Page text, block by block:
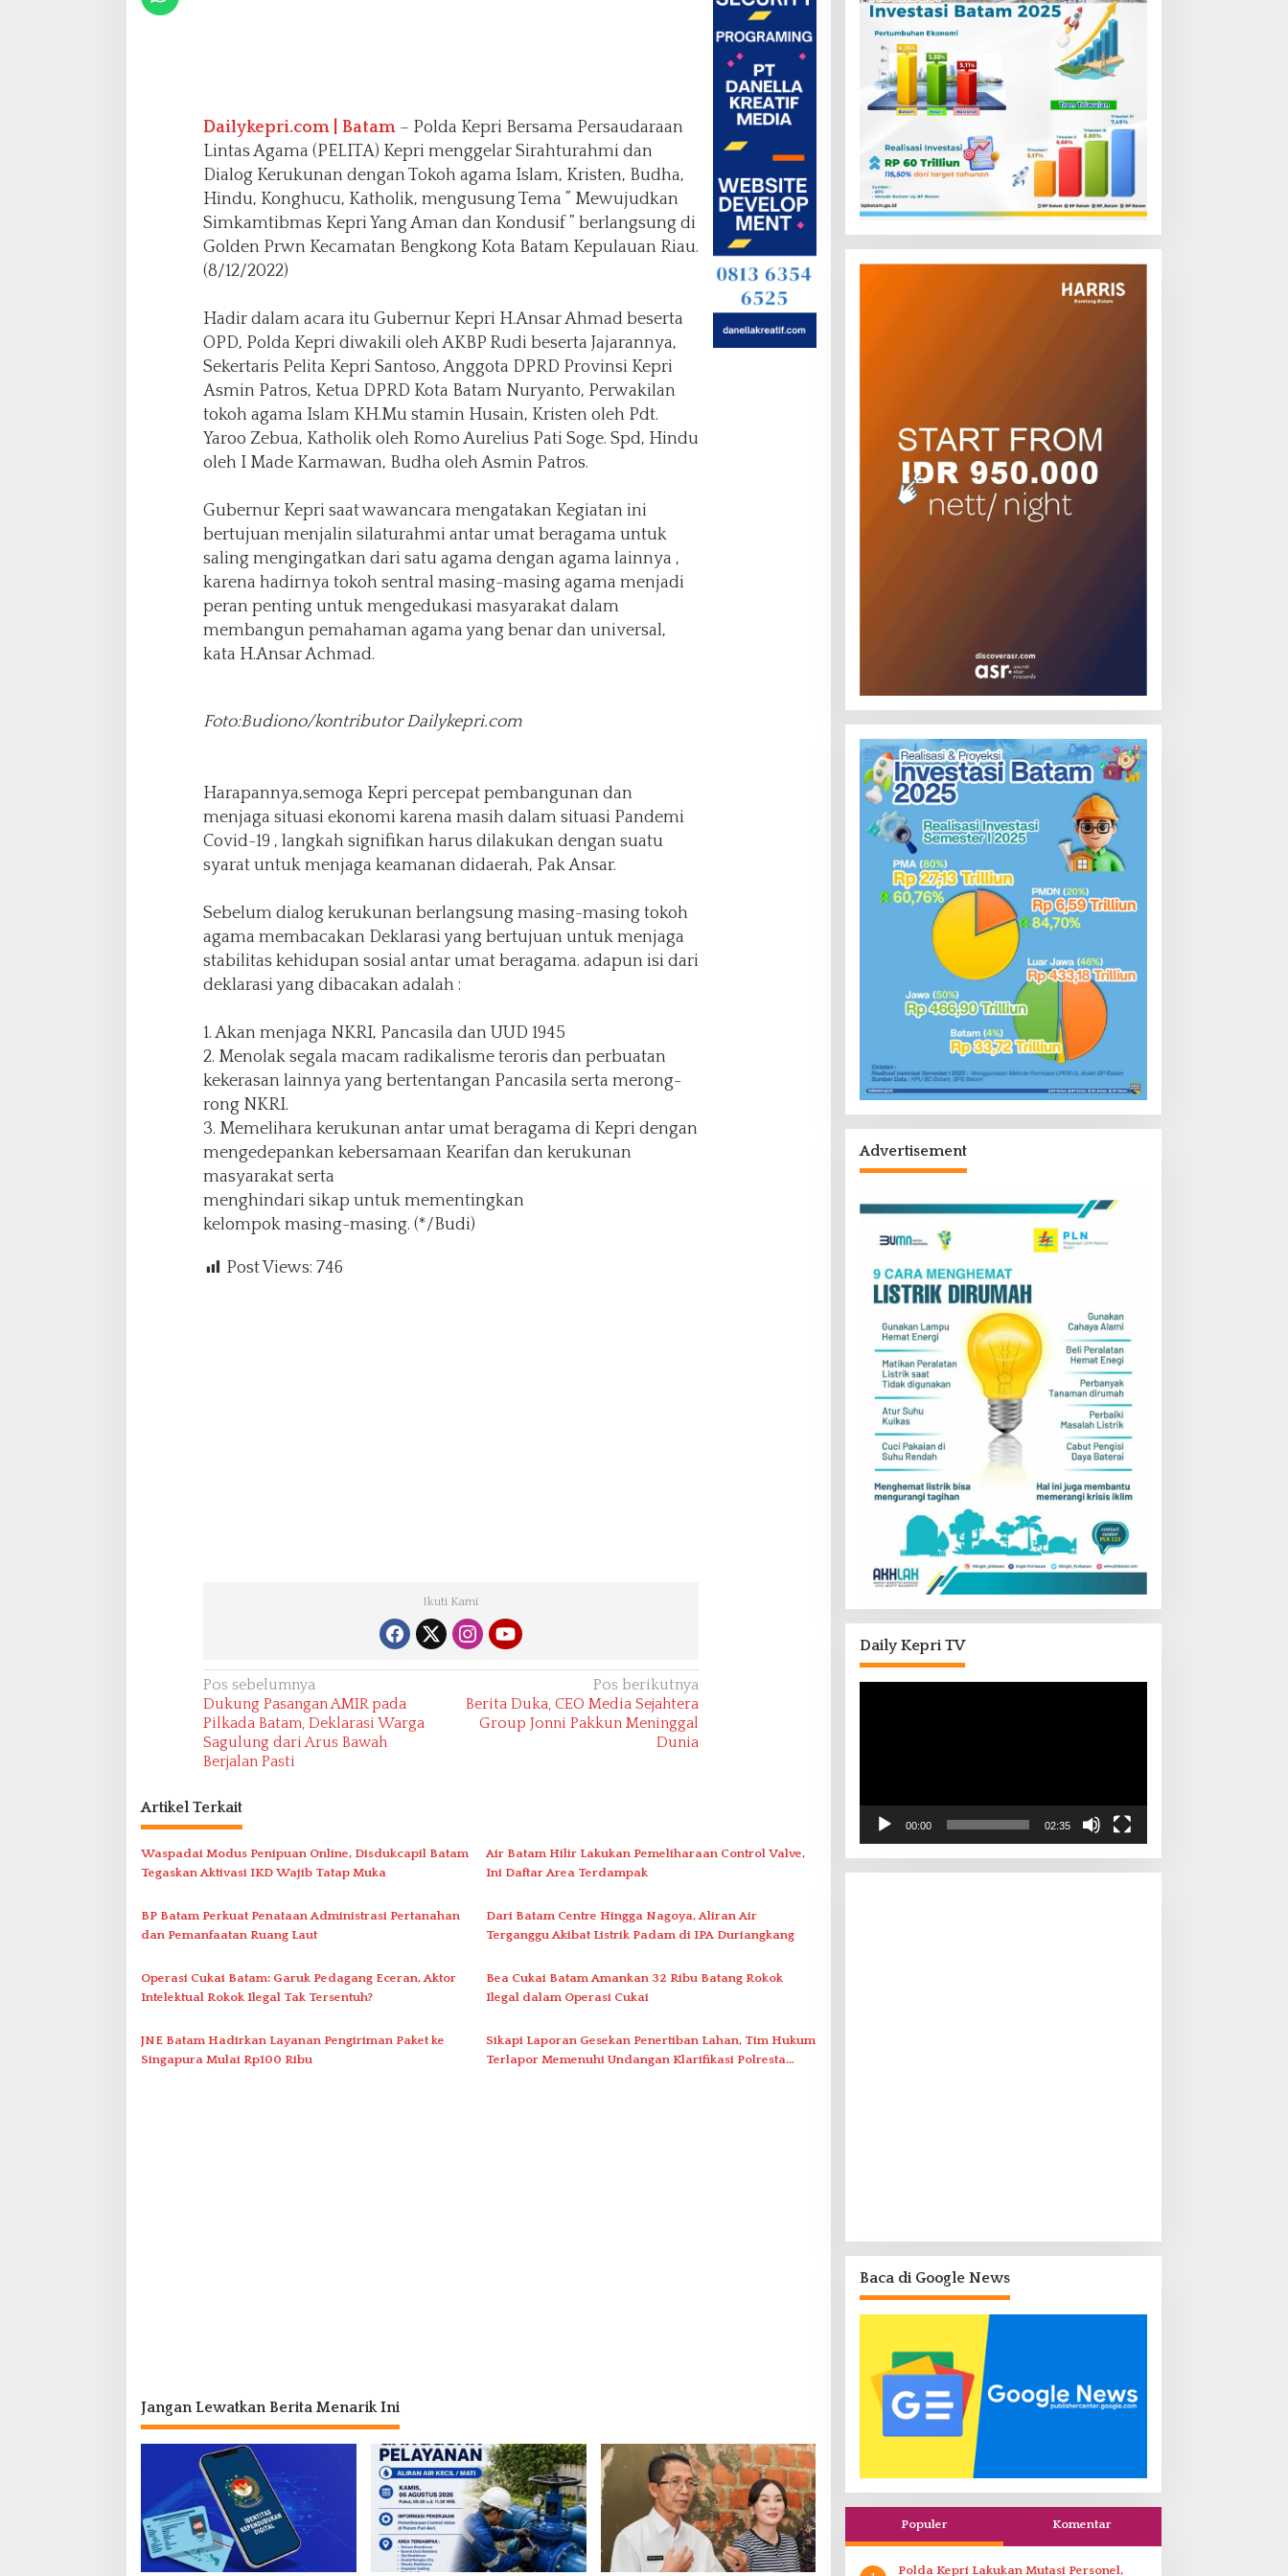
i
t
a
k
p
r
i
p
t
a
n
S
i
a
m
t
m
a
s
g
d
a
n
n
d
u
s
Dailykepri.com | Batam– Polda Kepri Bersama Persaudaraan
Lintas Agama (PELITA) Kepri menggelar Sirahturahmi dan
Dialog Kerukunan dengan Tokoh agama Islam, Kristen, Budha,
Hindu, Konghucu, Katholik, mengusung Tema ” Mewujudkan
Simkamtibmas Kepri Yang Aman dan Kondusif ” berlangsung di
Golden Prwn Kecamatan Bengkong Kota Batam Kepulauan Riau.
(8/12/2022)
Hadir dalam acara itu Gubernur Kepri H.Ansar Ahmad beserta
OPD, Polda Kepri diwakili oleh AKBP Rudi beserta Jajarannya,
Sekertaris Pelita Kepri Santoso, Anggota DPRD Provinsi Kepri
Asmin Patros, Ketua DPRD Kota Batam Nuryanto, Perwakilan
tokoh agama Islam KH.Mu stamin Husain, Kristen oleh Pdt.
Yaroo Zebua, Katholik oleh Romo Aurelius Pati Soge. Spd, Hindu
oleh I Made Karmawan, Budha oleh Asmin Patros.
Gubernur Kepri saat wawancara mengatakan Kegiatan ini
bertujuan menjalin silaturahmi antar umat beragama untuk
saling mengingatkan dari satu agama dengan agama lainnya ,
karena hadirnya tokoh sentral masing-masing agama menjadi
peran penting untuk mengedukasi masyarakat dalam
membangun pemahaman agama yang benar dan universal,
kata H.Ansar Achmad.
Foto:Budiono/kontributor Dailykepri.com
Harapannya,semoga Kepri percepat pembangunan dan
menjaga situasi ekonomi karena masih dalam situasi Pandemi
Covid-19 , langkah signifikan harus dilakukan dengan suatu
syarat untuk menjaga keamanan didaerah, Pak Ansar.
Sebelum dialog kerukunan berlangsung masing-masing tokoh
agama membacakan Deklarasi yang bertujuan untuk menjaga
stabilitas kehidupan sosial antar umat beragama. adapun isi dari
deklarasi yang dibacakan adalah :
1. Akan menjaga NKRI, Pancasila dan UUD 1945
2. Menolak segala macam radikalisme teroris dan perbuatan
kekerasan lainnya yang bertentangan Pancasila serta merong-
rong NKRI.
3. Memelihara kerukunan antar umat beragama di Kepri dengan
mengedepankan kebersamaan Kearifan dan kerukunan
masyarakat serta
menghindari sikap untuk mementingkan
kelompok masing-masing. (*/Budi)
Post Views: 746
Ikuti Kami
N
a
v
i
a
s
i
o
Pos sebelumnya
Dukung Pasangan AMIR pada
Pilkada Batam, Deklarasi Warga
Sagulung dari Arus Bawah
Berjalan Pasti
Pos berikutnya
Berita Duka, CEO Media Sejahtera
Group Jonni Pakkun Meninggal
Dunia
Artikel Terkait
Waspadai Modus Penipuan Online, Disdukcapil Batam
Tegaskan Aktivasi IKD Wajib Tatap Muka
Air Batam Hilir Lakukan Pemeliharaan Control Valve,
Ini Daftar Area Terdampak
BP Batam Perkuat Penataan Administrasi Pertanahan
dan Pemanfaatan Ruang Laut
Dari Batam Centre Hingga Nagoya, Aliran Air
Terganggu Akibat Listrik Padam di IPA Duriangkang
Operasi Cukai Batam: Garuk Pedagang Eceran, Aktor
Intelektual Rokok Ilegal Tak Tersentuh?
Bea Cukai Batam Amankan 32 Ribu Batang Rokok
Ilegal dalam Operasi Cukai
JNE Batam Hadirkan Layanan Pengiriman Paket ke
Singapura Mulai Rp100 Ribu
Sikapi Laporan Gesekan Penertiban Lahan, Tim Hukum
Terlapor Memenuhi Undangan Klarifikasi Polresta
Jangan Lewatkan Berita Menarik Ini
Advertisement
Daily Kepri TV
00:00 02:35
Baca di Google News
Populer Komentar
Polda Kepri Lakukan Mutasi Personel,